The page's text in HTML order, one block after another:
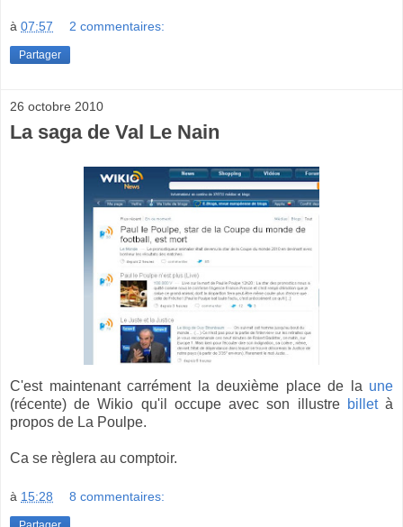
à 07:57 2 commentaires:
Partager
26 octobre 2010
La saga de Val Le Nain
C'est maintenant carrément la deuxième place de la une
(récente) de Wikio qu'il occupe avec son illustre billetà
propos de La Poulpe.
Ca se règlera au comptoir.
à 15:28 8 commentaires: